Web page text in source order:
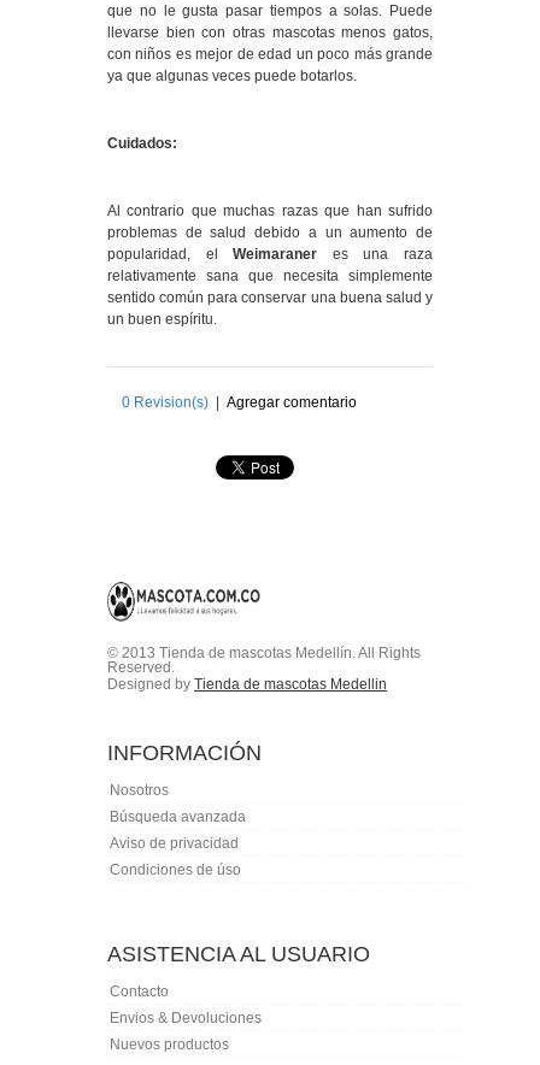
que no le gusta pasar tiempos a solas. Puede
llevarse bien con otras mascotas menos gatos,
con niños es mejor de edad un poco más grande
ya que algunas veces puede botarlos.
Cuidados:
Al contrario que muchas razas que han sufrido
problemas de salud debido a un aumento de
popularidad, elWeimaraner es una raza
relativamente sana que necesita simplemente
sentido común para conservar una buena salud y
un buen espíritu.
0 Revision(s) | Agregar comentario
© 2013 Tienda de mascotas Medellín. All Rights
Reserved.
Designed by Tienda de mascotas Medellin
INFORMACIÓN
Nosotros
Búsqueda avanzada
Aviso de privacidad
Condiciones de úso
ASISTENCIA AL USUARIO
Contacto
Envios & Devoluciones
Nuevos productos